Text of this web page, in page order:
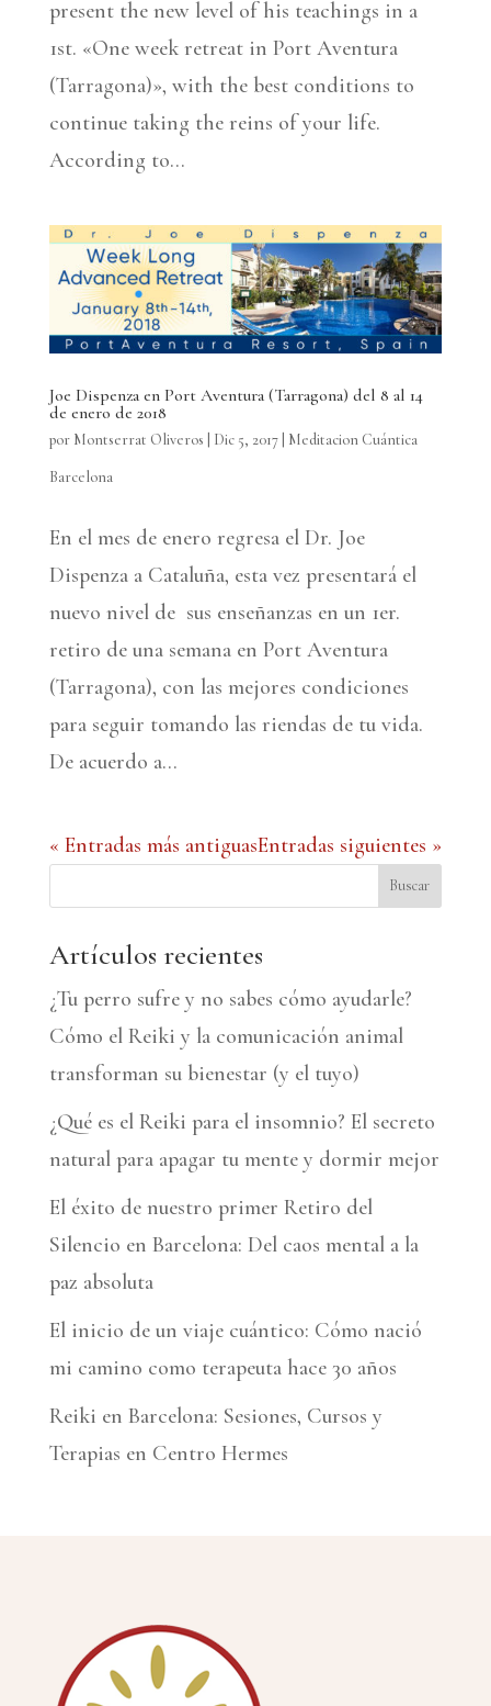
present the new level of his teachings in a
1st. «One week retreat in Port Aventura
(Tarragona)», with the best conditions to
continue taking the reins of your life.
According to...
Joe Dispenza en Port Aventura (Tarragona) del 8 al 14
de enero de 2018
por Montserrat Oliveros Dic 5, 2017| Meditacion Cuántica
Barcelona
En el mes de enero regresa el Dr. Joe
Dispenza a Cataluña, esta vez presentará el
nuevo nivel de sus enseñanzas en un 1er.
retiro de una semana en Port Aventura
(Tarragona), con las mejores condiciones
para seguir tomando las riendas de tu vida.
De acuerdo a...
« Entradas más antiguasEntradas siguientes »
Buscar
Artículos recientes
¿Tu perro sufre y no sabes cómo ayudarle?
Cómo el Reiki y la comunicación animal
transforman su bienestar (y el tuyo)
¿Qué es el Reiki para el insomnio? El secreto
natural para apagar tu mente y dormir mejor
El éxito de nuestro primer Retiro del
Silencio en Barcelona: Del caos mental a la
paz absoluta
El inicio de un viaje cuántico: Cómo nació
mi camino como terapeuta hace 30 años
Reiki en Barcelona: Sesiones, Cursos y
Terapias en Centro Hermes